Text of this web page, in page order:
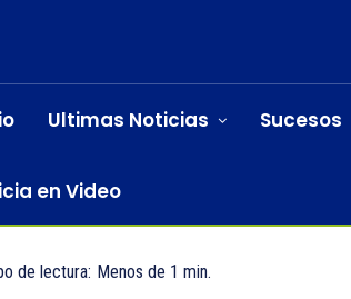
Ultimas Noticias Sucesos
en Video
de lectura: Menos de 1 min.